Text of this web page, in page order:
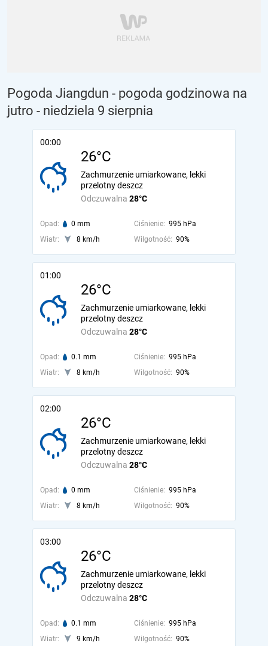
Pogoda Jiangdun - pogoda godzinowa na
jutro - niedziela 9 sierpnia
00:00
26°C
Odczuwalna 28°C
Zachmurzenie umiarkowane, lekki
przelotny deszcz
Opad: 0 mm Ciśnienie: 995 hPa
Wiatr:
8 km/h Wilgotność: 90%
01:00
26°C
Odczuwalna 28°C
Zachmurzenie umiarkowane, lekki
przelotny deszcz
Opad: 0.1 mm Ciśnienie: 995 hPa
Wiatr:
8 km/h Wilgotność: 90%
02:00
26°C
Odczuwalna 28°C
Zachmurzenie umiarkowane, lekki
przelotny deszcz
Opad: 0 mm Ciśnienie: 995 hPa
Wiatr:
8 km/h Wilgotność: 90%
03:00
26°C
Odczuwalna 28°C
Zachmurzenie umiarkowane, lekki
przelotny deszcz
Opad: 0.1 mm Ciśnienie: 995 hPa
Wiatr:
9 km/h Wilgotność: 90%